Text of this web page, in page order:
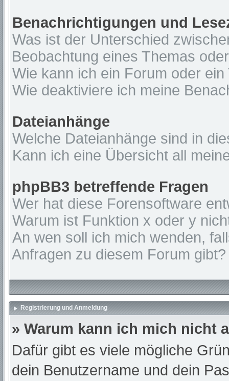
Benachrichtigungen und
Was ist der Unterschied
Beobachtung eines Themas
Wie kann ich ein Forum oder
Wie deaktiviere ich meine
Dateianhänge
Welche Dateianhänge sind in
Kann ich eine Übersicht all
phpBB3 betreffende Fragen
Wer hat diese Forensoftware
Warum ist Funktion x oder y
An wen soll ich mich wenden,
Anfragen zu diesem Forum gibt?
Registrierung und Anmeldung
» Warum kann ich mich nicht
Dafür gibt es viele mögliche
dein Benutzername und dein